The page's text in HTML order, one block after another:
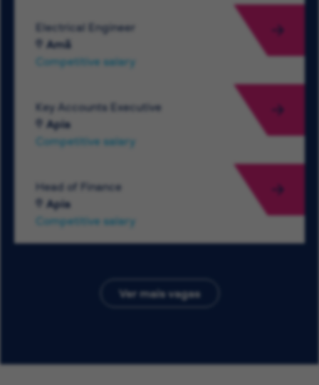
Electrical Engineer
Amã
Competitive salary
Key Accounts Executive
Apia
Competitive salary
Head of Finance
Apia
Competitive salary
Ver mais vagas